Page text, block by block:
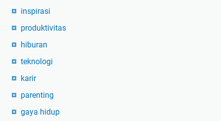
inspirasi
produktivitas
hiburan
teknologi
karir
parenting
gaya hidup